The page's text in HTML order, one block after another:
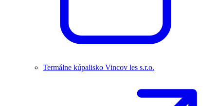
Termálne kúpalisko Vincov les s.r.o.